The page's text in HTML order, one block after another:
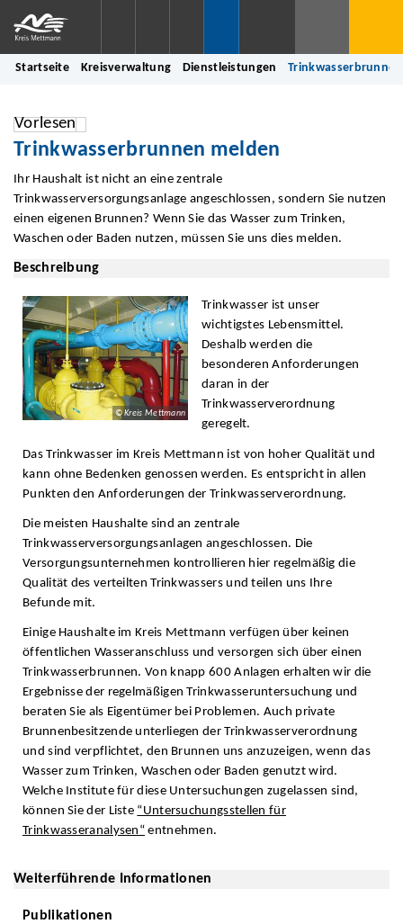
Startseite Kreisverwaltung Dienstleistungen
Vorlesen
Trinkwasserbrunnen melden
Ihr Haushalt ist nicht an eine zentrale
Trinkwasserversorgungsanlage angeschlossen, sondern Sie nutzen
einen eigenen Brunnen? Wenn Sie das Wasser zum Trinken,
Waschen oder Baden nutzen, müssen Sie uns dies melden.
Beschreibung
© Kreis Mettmann
Trinkwasser ist unser
wichtigstes Lebensmittel.
Deshalb werden die
besonderen Anforderungen
daran in der
Trinkwasserverordnung
geregelt.
Das Trinkwasser im Kreis Mettmann ist von hoher Qualität und
kann ohne Bedenken genossen werden. Es entspricht in allen
Punkten den Anforderungen der Trinkwasserverordnung.
Die meisten Haushalte sind an zentrale
Trinkwasserversorgungsanlagen angeschlossen. Die
Versorgungsunternehmen kontrollieren hier regelmäßig die
Qualität des verteilten Trinkwassers und teilen uns Ihre
Befunde mit.
Einige Haushalte im Kreis Mettmann verfügen über keinen
öffentlichen Wasseranschluss und versorgen sich über einen
Trinkwasserbrunnen. Von knapp 600 Anlagen erhalten wir die
Ergebnisse der regelmäßigen Trinkwasseruntersuchung und
beraten Sie als Eigentümer bei Problemen. Auch private
Brunnenbesitzende unterliegen der Trinkwasserverordnung
und sind verpflichtet, den Brunnen uns anzuzeigen, wenn das
Wasser zum Trinken, Waschen oder Baden genutzt wird.
Welche Institute für diese Untersuchungen zugelassen sind,
können Sie der Liste “Untersuchungsstellen für
Trinkwasseranalysen“ entnehmen.
Weiterführende Informationen
Publikationen